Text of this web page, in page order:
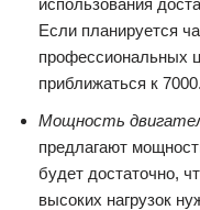
использования
Если планируется
профессиональных
приближаться к 7000.
Мощность
предлагают
будет достаточно,
высоких нагрузок